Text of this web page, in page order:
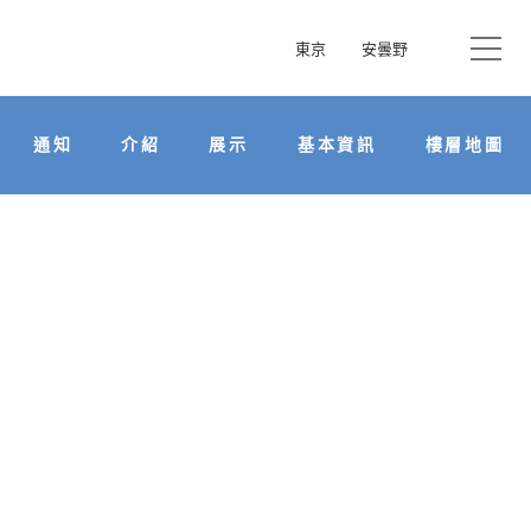
東京 安曇野
通知 介紹 展示 基本資訊 樓層地圖